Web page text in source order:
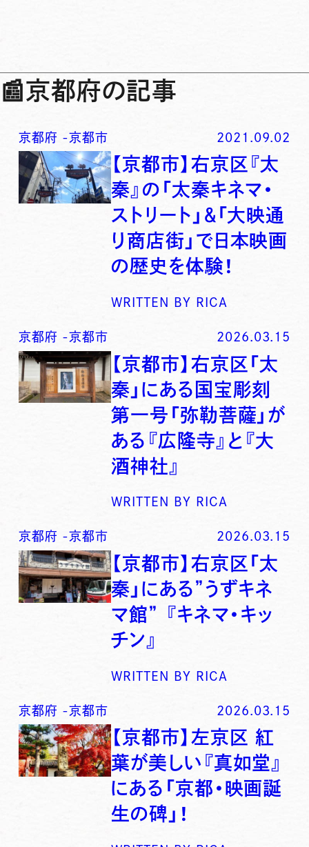
📰京都府の記事
京都府 -京都市 2021.09.02
【京都市】右京区『太
秦』の「太秦キネマ・
ストリート」＆「大映通
り商店街」で日本映画
の歴史を体験！
WRITTEN BY RICA
京都府 -京都市 2026.03.15
【京都市】右京区「太
秦」にある国宝彫刻
第一号「弥勒菩薩」が
ある『広隆寺』と『大
酒神社』
WRITTEN BY RICA
京都府 -京都市 2026.03.15
【京都市】右京区「太
秦」にある”うずキネ
マ館” 『キネマ・キッ
チン』
WRITTEN BY RICA
京都府 -京都市 2026.03.15
【京都市】左京区 紅
葉が美しい『真如堂』
にある「京都・映画誕
生の碑」！